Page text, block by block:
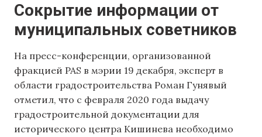
Сокрытие информации от
муниципальных советников
На пресс-конференции, организованной
фракцией PAS в мэрии 19 декабря, эксперт в
области градостроительства Роман Гунявый
отметил, что с февраля 2020 года выдачу
градостроительной документации для
исторического центра Кишинева необходимо